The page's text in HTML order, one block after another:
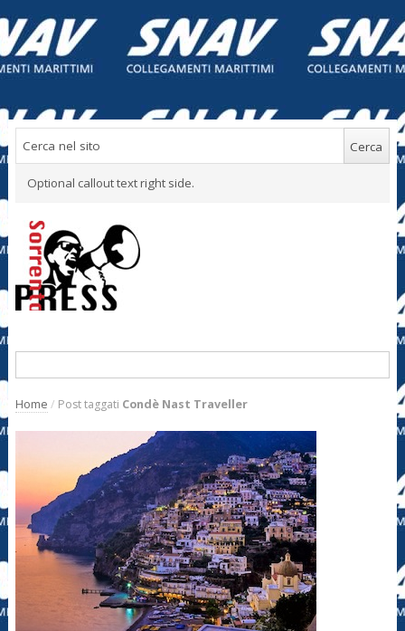
Optional callout text right side.
Home / Post taggati Condè Nast Traveller